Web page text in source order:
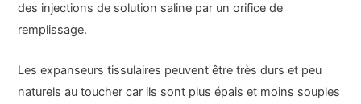
des injections de solution saline par un orifice de
remplissage.
Les expanseurs tissulaires peuvent être très durs et peu
naturels au toucher car ils sont plus épais et moins souples